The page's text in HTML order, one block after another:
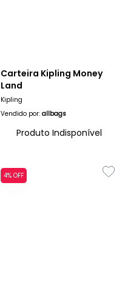
Carteira Kipling Money
Land
Kipling
Vendido por: allbags
Produto Indisponível
4% OFF